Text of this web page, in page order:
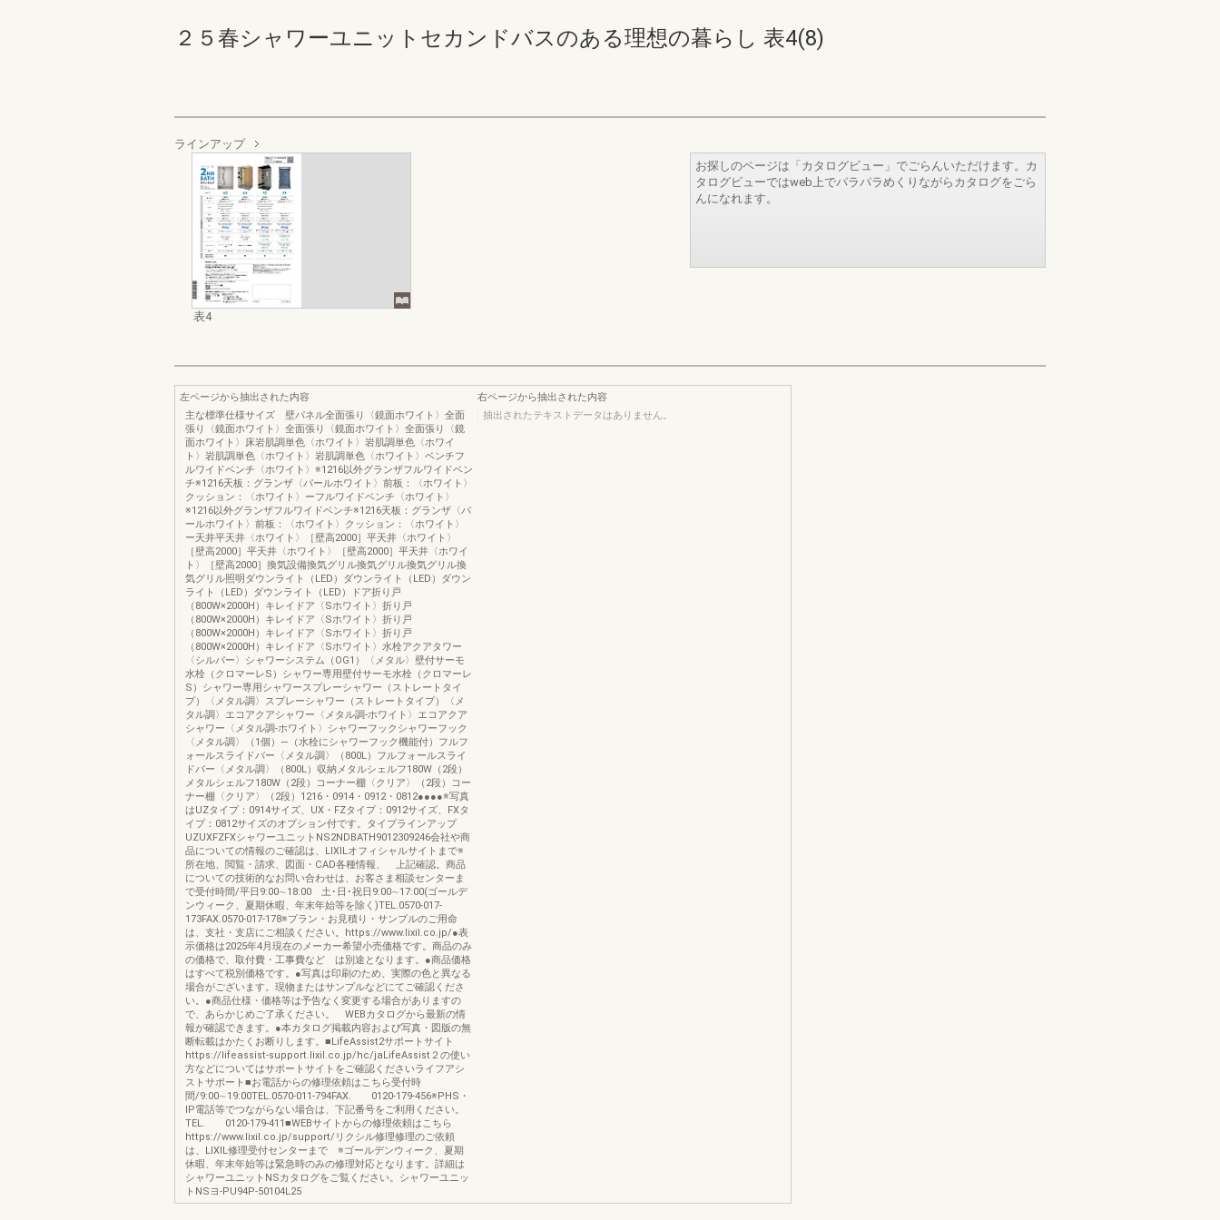
２５春シャワーユニットセカンドバスのある理想の暮らし 表4(8)
ラインアップ
表4
お探しのページは「カタログビュー」でごらんいただけます。カ
タログビューではweb上でパラパラめくりながらカタログをごら
んになれます。
左ページから抽出された内容
主な標準仕様サイズ 壁パネル全面張り〈鏡面ホワイト〉全面
張り〈鏡面ホワイト〉全面張り〈鏡面ホワイト〉全面張り〈鏡
面ホワイト〉床岩肌調単色〈ホワイト〉岩肌調単色〈ホワイ
ト〉岩肌調単色〈ホワイト〉岩肌調単色〈ホワイト〉ベンチフ
ルワイドベンチ〈ホワイト〉※1216以外グランザフルワイドベン
チ※1216天板：グランザ〈パールホワイト〉前板：〈ホワイト〉
クッション：〈ホワイト〉ーフルワイドベンチ〈ホワイト〉
※1216以外グランザフルワイドベンチ※1216天板：グランザ〈パ
ールホワイト〉前板：〈ホワイト〉クッション：〈ホワイト〉
ー天井平天井〈ホワイト〉［壁高2000］平天井〈ホワイト〉
［壁高2000］平天井〈ホワイト〉［壁高2000］平天井〈ホワイ
ト〉［壁高2000］換気設備換気グリル換気グリル換気グリル換
気グリル照明ダウンライト（LED）ダウンライト（LED）ダウン
ライト（LED）ダウンライト（LED）ドア折り戸
（800W×2000H）キレイドア〈Sホワイト〉折り戸
（800W×2000H）キレイドア〈Sホワイト〉折り戸
（800W×2000H）キレイドア〈Sホワイト〉折り戸
（800W×2000H）キレイドア〈Sホワイト〉水栓アクアタワー
〈シルバー〉シャワーシステム（OG1）〈メタル〉壁付サーモ
水栓（クロマーレS）シャワー専用壁付サーモ水栓（クロマーレ
S）シャワー専用シャワースプレーシャワー（ストレートタイ
プ）〈メタル調〉スプレーシャワー（ストレートタイプ）〈メ
タル調〉エコアクアシャワー〈メタル調-ホワイト〉エコアクア
シャワー〈メタル調-ホワイト〉シャワーフックシャワーフック
〈メタル調〉（1個）―（水栓にシャワーフック機能付）フルフ
ォールスライドバー〈メタル調〉（800L）フルフォールスライ
ドバー〈メタル調〉（800L）収納メタルシェルフ180W（2段）
メタルシェルフ180W（2段）コーナー棚〈クリア〉（2段）コー
ナー棚〈クリア〉（2段）1216・0914・0912・0812●●●●※写真
はUZタイプ：0914サイズ、UX・FZタイプ：0912サイズ、FXタ
イプ：0812サイズのオプション付です。タイプラインアップ
UZUXFZFXシャワーユニットNS2NDBATH9012309246会社や商
品についての情報のご確認は、LIXILオフィシャルサイトまで※
所在地、閲覧・請求、図面・CAD各種情報、 上記確認。商品
についての技術的なお問い合わせは、お客さま相談センターま
で受付時間/平日9:00∼18:00 土･日･祝日9:00∼17:00(ゴールデ
ンウィーク、夏期休暇、年末年始等を除く)TEL.0570-017-
173FAX.0570-017-178※プラン・お見積り・サンプルのご用命
は、支社・支店にご相談ください。https://www.lixil.co.jp/●表
示価格は2025年4月現在のメーカー希望小売価格です。商品のみ
の価格で、取付費・工事費など は別途となります。●商品価格
はすべて税別価格です。●写真は印刷のため、実際の色と異なる
場合がございます。現物またはサンプルなどにてご確認くださ
い。●商品仕様・価格等は予告なく変更する場合がありますの
で、あらかじめご了承ください。 WEBカタログから最新の情
報が確認できます。●本カタログ掲載内容および写真・図版の無
断転載はかたくお断りします。■LifeAssist2サポートサイト
https://lifeassist-support.lixil.co.jp/hc/jaLifeAssist２の使い
方などについてはサポートサイトをご確認くださいライフアシ
ストサポート■お電話からの修理依頼はこちら受付時
間/9:00∼19:00TEL.0570-011-794FAX. 0120-179-456※PHS・
IP電話等でつながらない場合は、下記番号をご利用ください。
TEL. 0120-179-411■WEBサイトからの修理依頼はこちら
https://www.lixil.co.jp/support/リクシル修理修理のご依頼
は、LIXIL修理受付センターまで ※ゴールデンウィーク、夏期
休暇、年末年始等は緊急時のみの修理対応となります。詳細は
シャワーユニットNSカタログをご覧ください。シャワーユニッ
トNSヨ-PU94P-50104L25
右ページから抽出された内容
抽出されたテキストデータはありません。